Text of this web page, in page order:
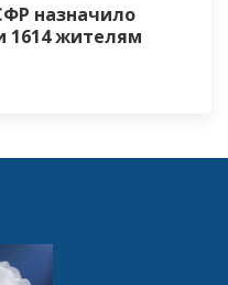
назначило
1614 жителям